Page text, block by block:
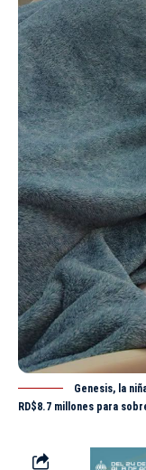
Genesis, la
RD$8.7 millones para